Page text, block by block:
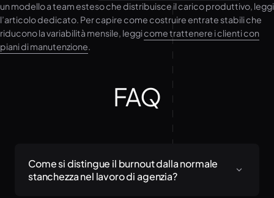
un modello a team esteso che distribuisce il carico produttivo, leggi
l’articolo dedicato. Per capire come costruire entrate stabili che
riducono la variabilità mensile, leggicome trattenere i clienti con
piani di manutenzione.
FAQ
Come si distingue il burnout dalla normale
stanchezza nel lavoro di agenzia?